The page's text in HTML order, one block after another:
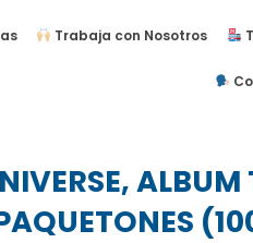
Trabaja con Nosotros
ALBUM